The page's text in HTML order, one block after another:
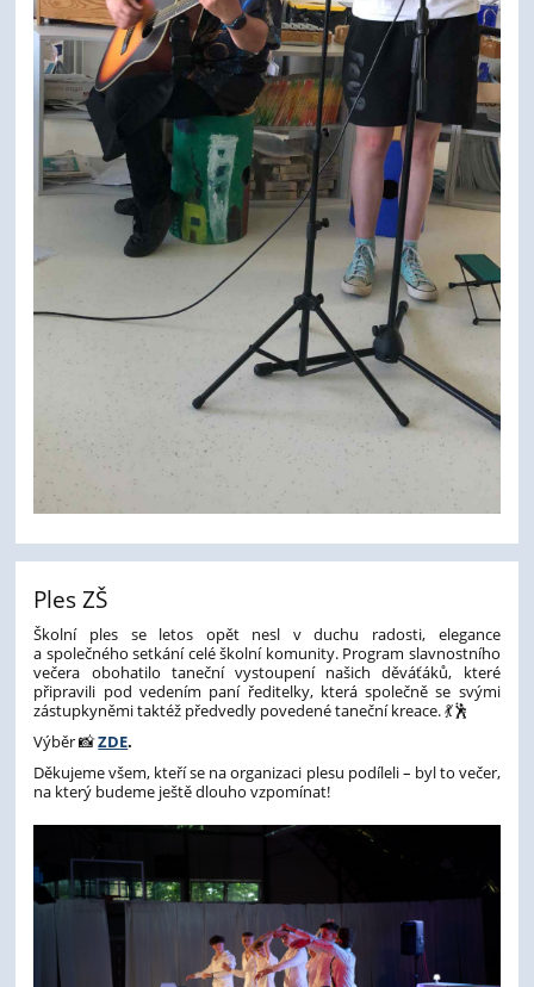
Ples ZŠ
Školní ples se letos opět nesl v duchu radosti, elegance
a společného setkání celé školní komunity. Program slavnostního
večera obohatilo taneční vystoupení našich děváťáků, které
připravili pod vedením paní ředitelky, která společně se svými
zástupkyněmi taktéž předvedly povedené taneční kreace. 💃🕺
Výběr 📸ZDE.
Děkujeme všem, kteří se na organizaci plesu podíleli – byl to večer,
na který budeme ještě dlouho vzpomínat!